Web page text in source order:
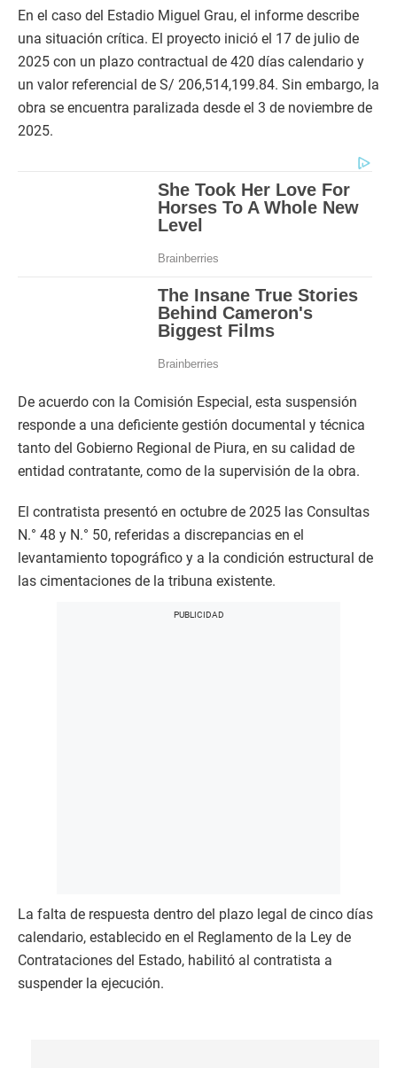
En el caso del Estadio Miguel Grau, el informe describe
una situación crítica. El proyecto inició el 17 de julio de
2025 con un plazo contractual de 420 días calendario y
un valor referencial de S/ 206,514,199.84. Sin embargo, la
obra se encuentra paralizada desde el 3 de noviembre de
2025.
De acuerdo con la Comisión Especial, esta suspensión
responde a una deficiente gestión documental y técnica
tanto del Gobierno Regional de Piura, en su calidad de
entidad contratante, como de la supervisión de la obra.
​El contratista presentó en octubre de 2025 las Consultas
N.° 48 y N.° 50, referidas a discrepancias en el
levantamiento topográfico y a la condición estructural de
las cimentaciones de la tribuna existente.
La falta de respuesta dentro del plazo legal de cinco días
calendario, establecido en el Reglamento de la Ley de
Contrataciones del Estado, habilitó al contratista a
suspender la ejecución.